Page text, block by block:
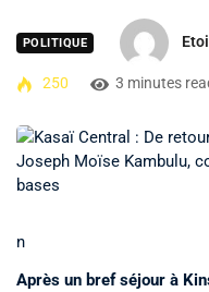
POLITIQUE
250 3 minutes
n
Après un bref séjour à